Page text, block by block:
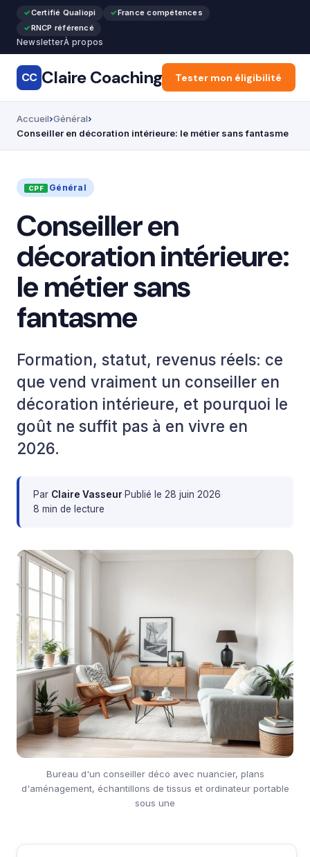
Certifié Qualiopi
France compétences
RNCP référencé
NewsletterÀ propos
CC Claire Coaching Accueil Reconversion
Tester mon éligibilité
Accueil Général
Conseiller en décoration intérieure: le métier sans fantasme
Général
Conseiller en
décoration intérieure:
le métier sans
fantasme
Formation, statut, revenus réels: ce
que vend vraiment un conseiller en
décoration intérieure, et pourquoi le
goût ne suffit pas à en vivre en
2026.
Par Claire Vasseur·Publié le 28 juin 2026·
8 min de lecture
Bureau d'un conseiller déco avec nuancier, plans
d'aménagement, échantillons de tissus et ordinateur portable
sous une